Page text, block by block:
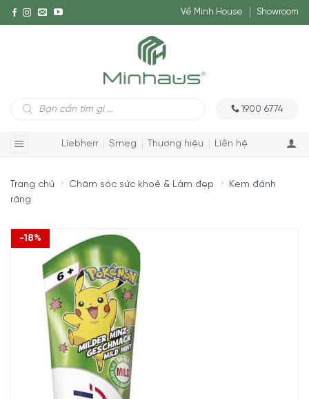
Về Minh House Showroom
Tìm
kiếm
1900 6774
Liebherr Smeg Thương hiệu Liên hệ
Trang chủ Chăm sóc sức khoẻ & Làm đẹp
Kem đánh
răng
-18%